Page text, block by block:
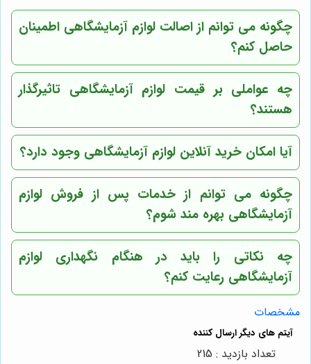
چگونه می توانم از اصالت لوازم آزمایشگاهی اطمینان
حاصل کنم؟
چه عواملی بر قیمت لوازم آزمایشگاهی تاثیرگذار
هستند؟
آیا امکان خرید آنلاین لوازم آزمایشگاهی وجود دارد؟
چگونه می توانم از خدمات پس از فروش لوازم
آزمایشگاهی بهره مند شوم؟
چه نکاتی را باید در هنگام نگهداری لوازم
آزمایشگاهی رعایت کنم؟
مشخصات
تعداد بازدید : 215